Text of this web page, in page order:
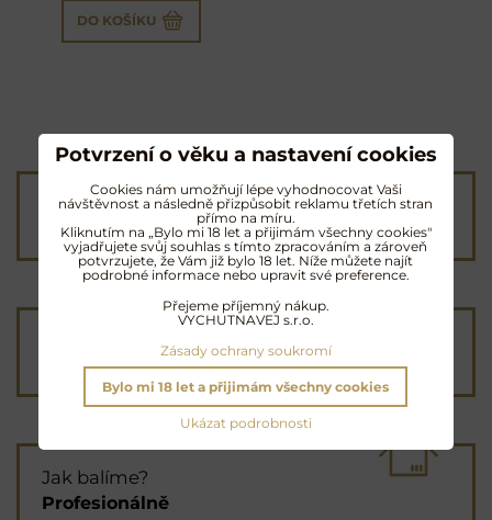
DO KOŠÍKU
Poštovné od 90 Kč
neboZDARMA od 4000 Kč
Průvodce výběrem
vámpomůže s objednávkou
Jak balíme?
Profesionálně
Potvrzení o věku a nastavení cookies
Cookies nám umožňují lépe vyhodnocovat Vaši
návštěvnost a následně přizpůsobit reklamu třetích stran
přímo na míru.
Kliknutím na „Bylo mi 18 let a přijimám všechny cookies"
vyjadřujete svůj souhlas s tímto zpracováním a zároveň
potvrzujete, že Vám již bylo 18 let. Níže můžete najít
podrobné informace nebo upravit své preference.
Přejeme příjemný nákup.
VYCHUTNAVEJ s.r.o.
Zásady ochrany soukromí
Ukázat podrobnosti
Bylo mi 18 let a přijimám všechny cookies